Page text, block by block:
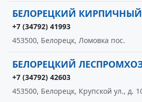
БЕЛОРЕЦКИЙ
+7 (34792) 41993
453500, Белорецк, Ломовка пос.
БЕЛОРЕЦКИЙ
+7 (34792) 42603
453500, Белорецк, Крупской ул., д.